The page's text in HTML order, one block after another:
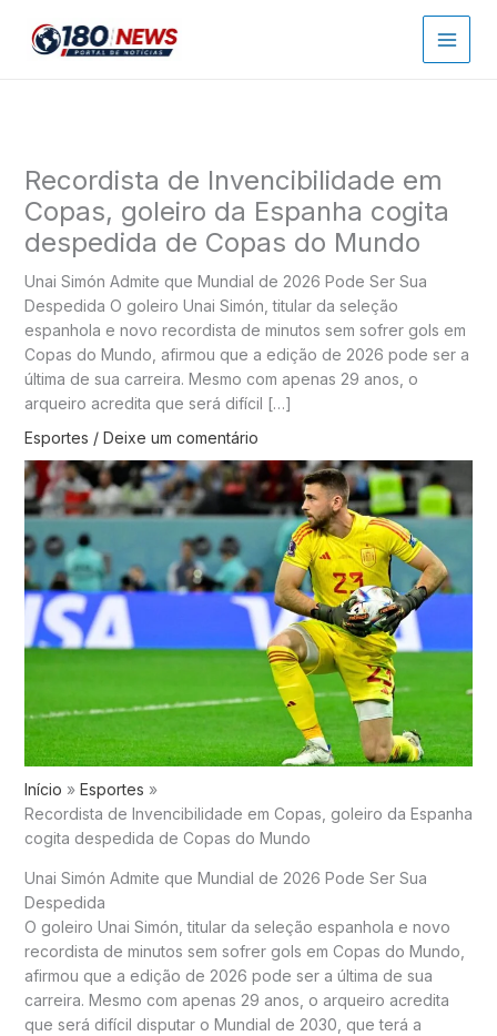
para
Recordista de Invencibilidade em
Copas, goleiro da Espanha cogita
despedida de Copas do Mundo
Unai Simón Admite que Mundial de 2026 Pode Ser Sua
Despedida O goleiro Unai Simón, titular da seleção
espanhola e novo recordista de minutos sem sofrer gols em
Copas do Mundo, afirmou que a edição de 2026 pode ser a
última de sua carreira. Mesmo com apenas 29 anos, o
arqueiro acredita que será difícil […]
Esportes / Deixe um comentário
Início
Esportes
Recordista de Invencibilidade em Copas, goleiro da Espanha
cogita despedida de Copas do Mundo
Unai Simón Admite que Mundial de 2026 Pode Ser Sua
Despedida
O goleiro Unai Simón, titular da seleção espanhola e novo
recordista de minutos sem sofrer gols em Copas do Mundo,
afirmou que a edição de 2026 pode ser a última de sua
carreira. Mesmo com apenas 29 anos, o arqueiro acredita
que será difícil disputar o Mundial de 2030, que terá a